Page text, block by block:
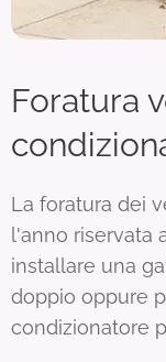
Foratura
La foratura dei
l'anno riservata
installare una
doppio oppure
condizionatore